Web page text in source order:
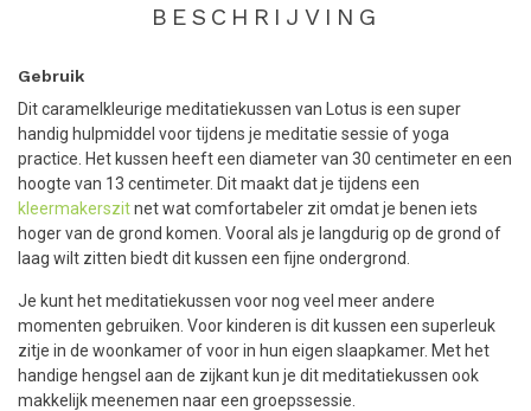
BESCHRIJVING
Gebruik
Dit caramelkleurige meditatiekussen van Lotus is een super
handig hulpmiddel voor tijdens je meditatie sessie of yoga
practice. Het kussen heeft een diameter van 30 centimeter en een
hoogte van 13 centimeter. Dit maakt dat je tijdens een
kleermakerszitnet wat comfortabeler zit omdat je benen iets
hoger van de grond komen. Vooral als je langdurig op de grond of
laag wilt zitten biedt dit kussen een fijne ondergrond.
Je kunt het meditatiekussen voor nog veel meer andere
momenten gebruiken. Voor kinderen is dit kussen een superleuk
zitje in de woonkamer of voor in hun eigen slaapkamer. Met het
handige hengsel aan de zijkant kun je dit meditatiekussen ook
makkelijk meenemen naar een groepssessie.